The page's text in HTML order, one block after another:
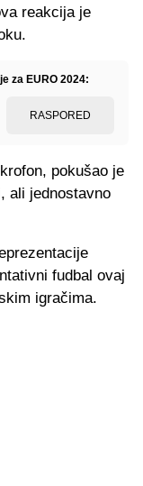
reakcija je
za EURO 2024:
RASPORED
pokušao je
ali jednostavno
fudbal ovaj
igračima.